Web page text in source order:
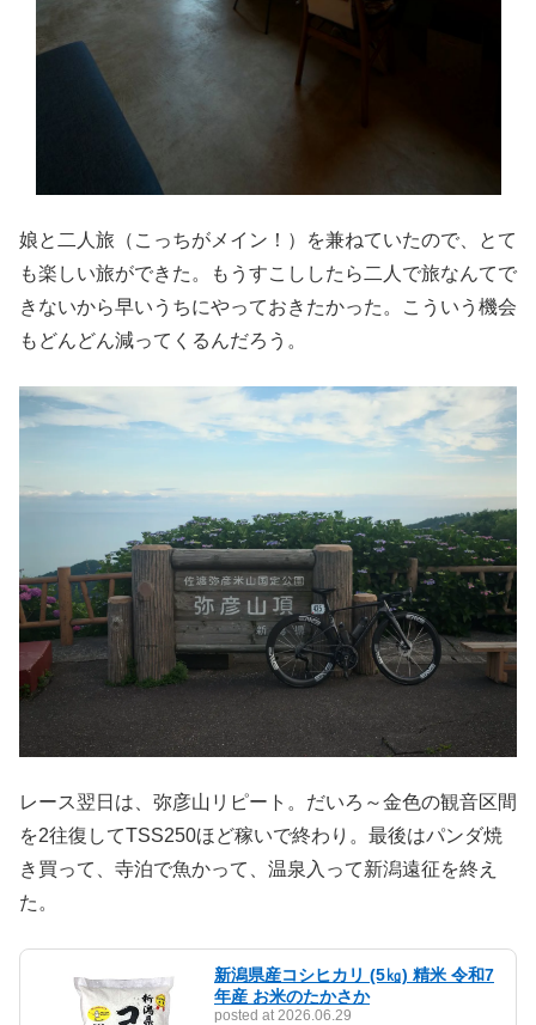
娘と二人旅（こっちがメイン！）を兼ねていたので、とて
も楽しい旅ができた。もうすこししたら二人で旅なんてで
きないから早いうちにやっておきたかった。こういう機会
もどんどん減ってくるんだろう。
レース翌日は、弥彦山リピート。だいろ～金色の観音区間
を2往復してTSS250ほど稼いで終わり。最後はパンダ焼
き買って、寺泊で魚かって、温泉入って新潟遠征を終え
た。
新潟県産コシヒカリ (5㎏) 精米 令和7
年産 お米のたかさか
posted at 2026.06.29